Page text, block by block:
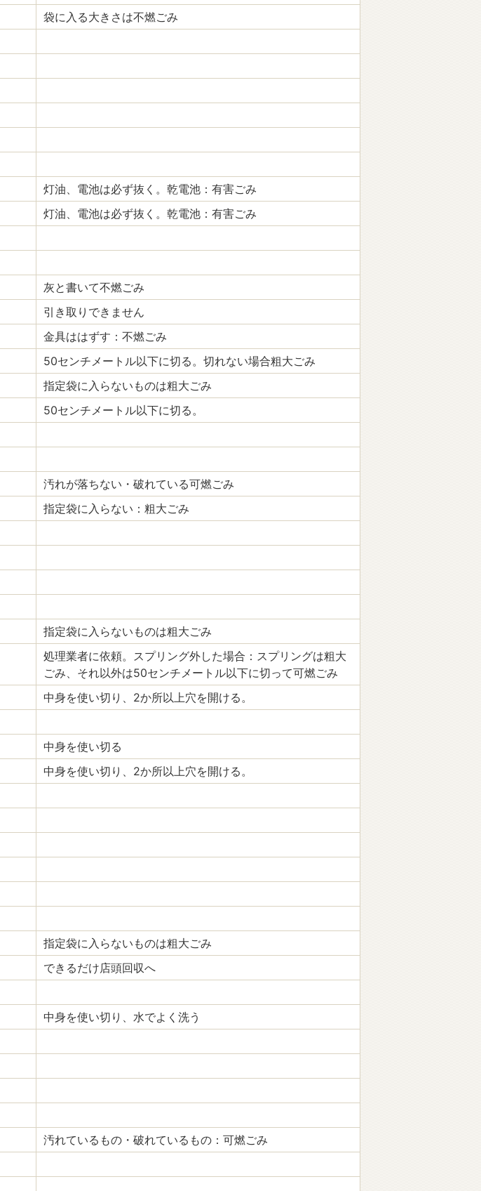
袋に入る大きさは不燃ごみ
灯油、電池は必ず抜く。乾電池：有害ごみ
灯油、電池は必ず抜く。乾電池：有害ごみ
灰と書いて不燃ごみ
引き取りできません
金具ははずす：不燃ごみ
50センチメートル以下に切る。切れない場合粗大ごみ
指定袋に入らないものは粗大ごみ
50センチメートル以下に切る。
汚れが落ちない・破れている可燃ごみ
指定袋に入らない：粗大ごみ
指定袋に入らないものは粗大ごみ
処理業者に依頼。スプリング外した場合：スプリングは粗大
ごみ、それ以外は50センチメートル以下に切って可燃ごみ
中身を使い切り、2か所以上穴を開ける。
中身を使い切る
中身を使い切り、2か所以上穴を開ける。
指定袋に入らないものは粗大ごみ
できるだけ店頭回収へ
中身を使い切り、水でよく洗う
汚れているもの・破れているもの：可燃ごみ